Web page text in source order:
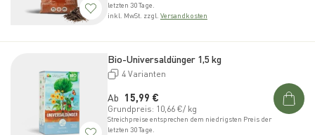
letzten 30 Tage.
inkl. MwSt. zzgl. Versandkosten
Bio-Universaldünger 1,5 kg
4 Varianten
Ab Normaler Preis
15,99 €
Grundpreis: 10,66 €/ kg
Streichpreise entsprechen dem niedrigsten Preis der
letzten 30 Tage.